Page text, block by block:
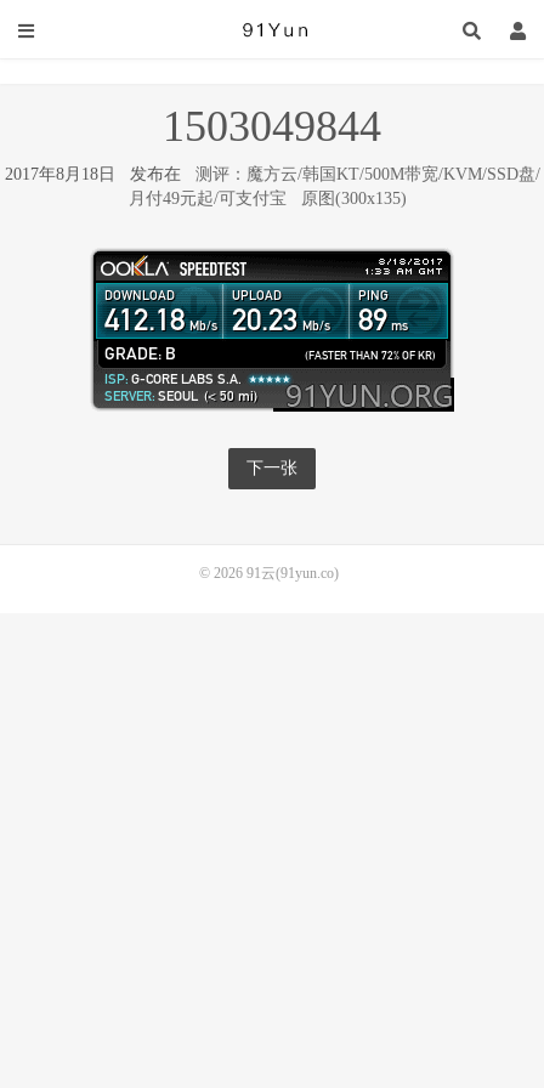
1503049844
2017年8月18日 发布在 测评：魔方云/韩国KT/500M带宽/KVM/SSD盘/
月付49元起/可支付宝
原图(300x135)
下一张
© 2026 91云(91yun.co)